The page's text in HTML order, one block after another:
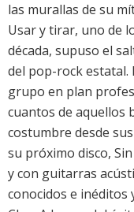
las murallas de su
Usar y tirar, uno de
década, supuso el
del pop-rock
grupo en plan
cuantos de aquellos
costumbre desde
su próximo disco,
y con guitarras
conocidos e inéditos